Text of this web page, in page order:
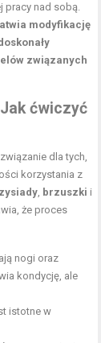
pracy nad sobą.
modyfikację
związanych
ćwiczyć
dla tych,
korzystania z
, brzuszki i
że proces
nogi oraz
kondycję, ale
istotne w